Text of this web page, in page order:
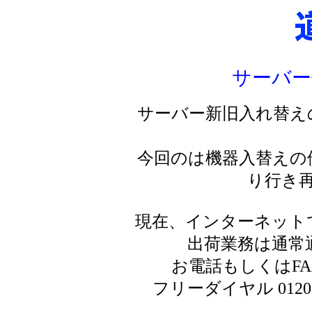
サーバ
サーバー新旧入れ替
今回のは機器入替え
り行き
現在、インターネッ
出荷業務は通
お電話もしくは
フリーダイヤル